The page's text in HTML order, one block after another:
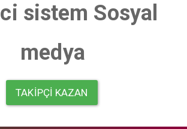
sistem Sosyal
medya
TAKIPÇI KAZAN